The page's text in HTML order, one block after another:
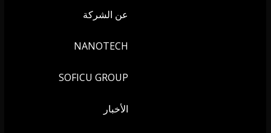
عن الشركة
NANOTECH
SOFICU GROUP
الأخبار